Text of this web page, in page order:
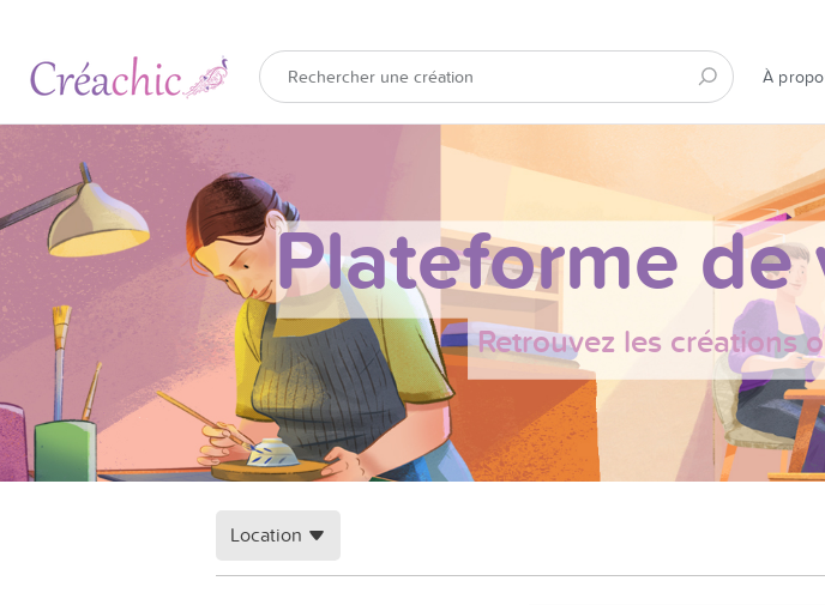
À
Plateforme
Retrouvez les créations
Location